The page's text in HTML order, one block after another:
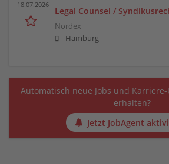
18.07.2026
Legal Counsel /
Nordex
Hamburg
Automatisch neue Jobs und
erhalten?
Jetzt JobAgent